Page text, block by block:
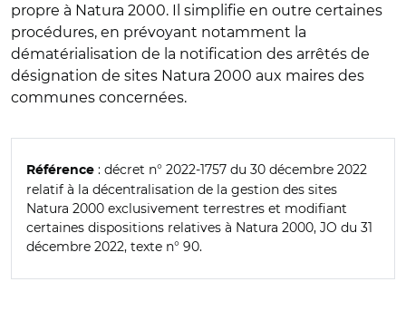
propre à Natura 2000. Il simplifie en outre certaines
procédures, en prévoyant notamment la
dématérialisation de la notification des arrêtés de
désignation de sites Natura 2000 aux maires des
communes concernées.
Référence : décret n° 2022-1757 du 30 décembre 2022
relatif à la décentralisation de la gestion des sites
Natura 2000 exclusivement terrestres et modifiant
certaines dispositions relatives à Natura 2000, JO du 31
décembre 2022, texte n° 90.